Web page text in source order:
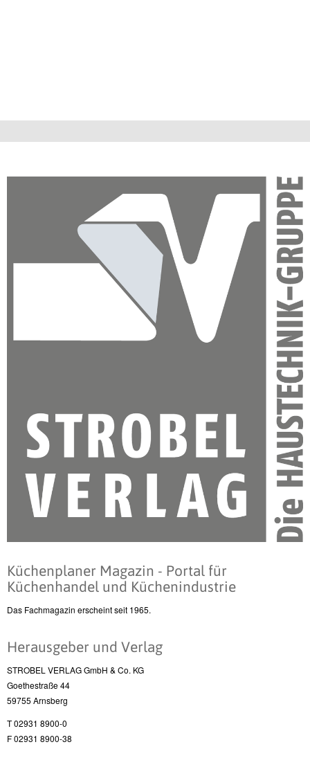
Küchenplaner Magazin - Portal für
Küchenhandel und Küchenindustrie
Das Fachmagazin erscheint seit 1965.
Herausgeber und Verlag
STROBEL VERLAG GmbH & Co. KG
Goethestraße 44
59755 Arnsberg
T 02931 8900-0
F 02931 8900-38